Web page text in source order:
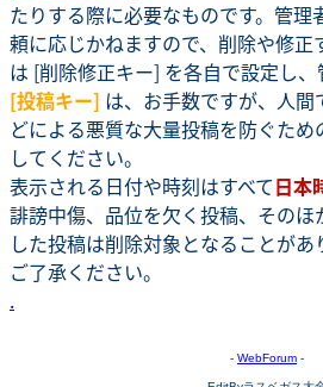
たりする際に必要なものです。管
頼に応じかねますので、削除や修正
は [削除修正キー] を各自で設定し、
[投稿キー] は、お手数ですが、人
どによる悪質な大量投稿を防ぐた
してください。
表示される日付や時刻はすべて日本
誹謗中傷、品位を欠く投稿、その
した投稿は削除対象となることが
ご了承ください。
.
- WebForum -